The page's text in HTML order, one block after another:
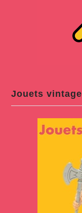
Jouets vintage